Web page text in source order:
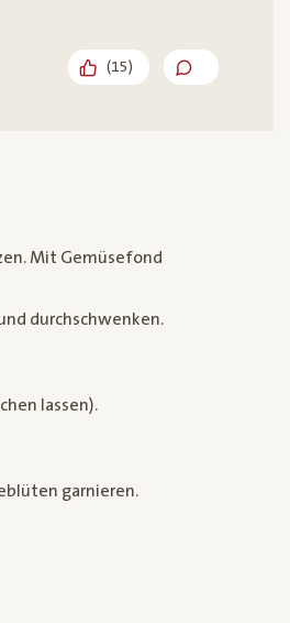
(15)
Mit Gemüsefond
durchschwenken.
lassen).
garnieren.